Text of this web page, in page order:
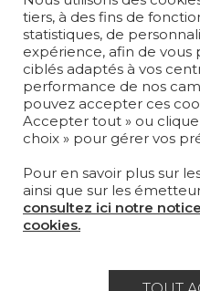
SUR-MESURE
MAGAZINE
LA MAISON
OÙ NOUS
tiers, à des fins de
statistiques, de
expérience, afin de
ciblés adaptés à vos
performance de nos
pouvez accepter ces
Accepter tout » ou
choix » pour gérer vos
Pour en savoir plus sur
ainsi que sur les
consultez ici notre
cookies.